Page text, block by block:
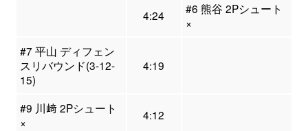
4:24
#6 熊谷 2Pシュート
×
#7 平山 ディフェン
スリバウンド(3-12-
15)
4:19
#9 川﨑 2Pシュート
×
4:12